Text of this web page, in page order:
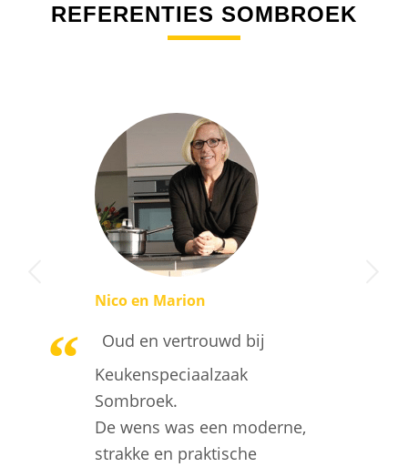
REFERENTIES SOMBROEK
Oud en vertrouwd bij
Keukenspeciaalzaak
Sombroek.
De wens was een moderne,
strakke en praktische
Nico en Marion
Volgende